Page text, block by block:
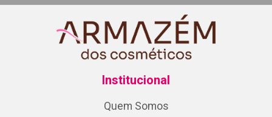
Institucional
Quem Somos